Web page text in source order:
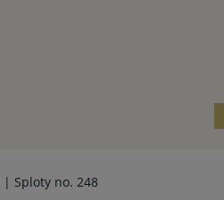
| Sploty no. 248